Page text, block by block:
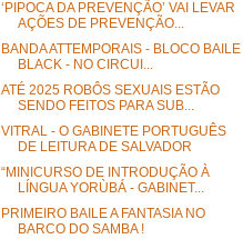
‘PIPOCA DA PREVENÇÃO’ VAI LEVAR
AÇÕES DE PREVENÇÃO...
BANDA ATTEMPORAIS - BLOCO BAILE
BLACK - NO CIRCUI...
ATÉ 2025 ROBÔS SEXUAIS ESTÃO
SENDO FEITOS PARA SUB...
VITRAL - O GABINETE PORTUGUÊS
DE LEITURA DE SALVADOR
“MINICURSO DE INTRODUÇÃO À
LÍNGUA YORÙBÁ - GABINET...
PRIMEIRO BAILE A FANTASIA NO
BARCO DO SAMBA !